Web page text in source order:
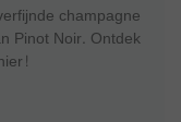
champagne
Pinot Noir. Ontdek